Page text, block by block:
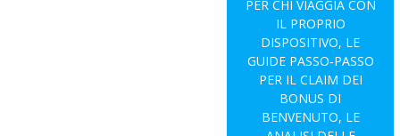
PER CHI VIAGGIA CON
IL PROPRIO
DISPOSITIVO, LE
GUIDE PASSO‑PASSO
PER IL CLAIM DEI
BONUS DI
BENVENUTO, LE